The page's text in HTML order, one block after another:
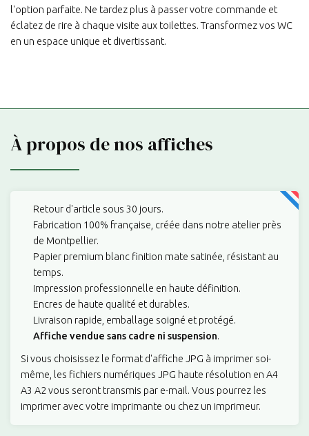
l'option parfaite. Ne tardez plus à passer votre commande et
éclatez de rire à chaque visite aux toilettes. Transformez vos WC
en un espace unique et divertissant.
À propos de nos affiches
Retour d'article sous 30 jours.
Fabrication 100% française, créée dans notre atelier près
de Montpellier.
Papier premium blanc finition mate satinée, résistant au
temps.
Impression professionnelle en haute définition.
Encres de haute qualité et durables.
Livraison rapide, emballage soigné et protégé.
Affiche vendue sans cadre ni suspension.
Si vous choisissez le format d'affiche JPG à imprimer soi-
même, les fichiers numériques JPG haute résolution en A4
A3 A2 vous seront transmis par e-mail. Vous pourrez les
imprimer avec votre imprimante ou chez un imprimeur.